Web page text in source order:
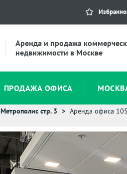
Аренда и продажа
недвижимости в Москве
ПРОДАЖА ОФИСА
Метрополис стр. 3 Аренда офиса